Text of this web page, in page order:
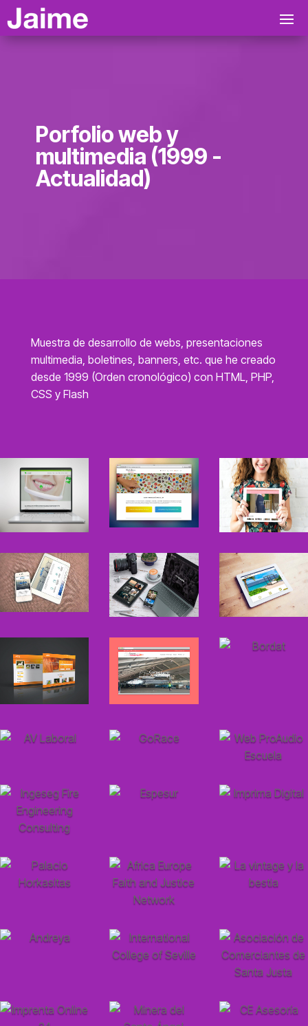
Porfolio web y
multimedia (1999 -
Actualidad)
Muestra de desarrollo de webs, presentaciones
multimedia, boletines, banners, etc. que he creado
desde 1999 (Orden cronológico) con HTML, PHP,
CSS y Flash